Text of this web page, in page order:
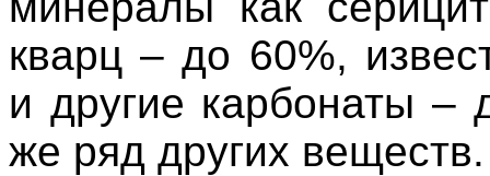
кварц – до 60%,
и другие карбонаты –
же ряд других веществ.